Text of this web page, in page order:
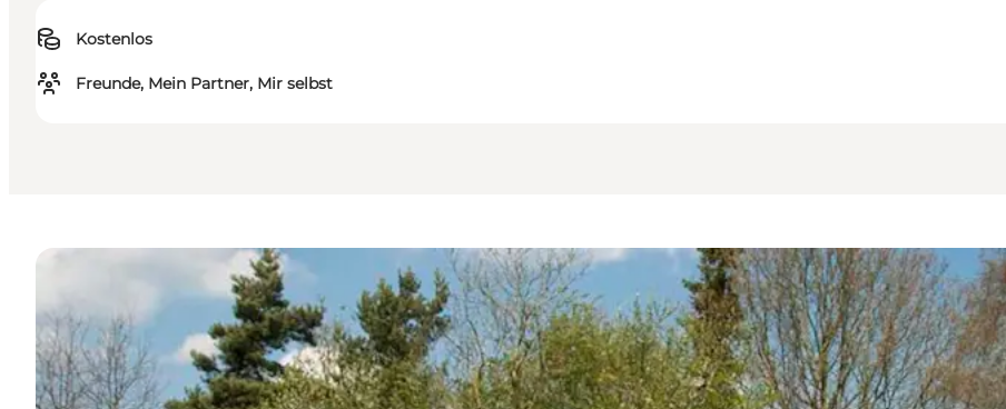
Kostenlos
Freunde, Mein Partner, Mir selbst